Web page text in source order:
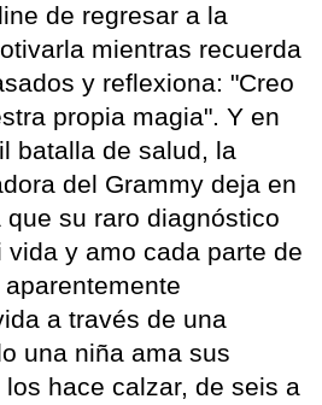
de regresar a la
mientras recuerda
y reflexiona: "Creo
propia magia". Y en
batalla de salud, la
del Grammy deja en
su raro diagnóstico
vida y amo cada parte de
a través de una
una niña ama sus
hace calzar, de seis a